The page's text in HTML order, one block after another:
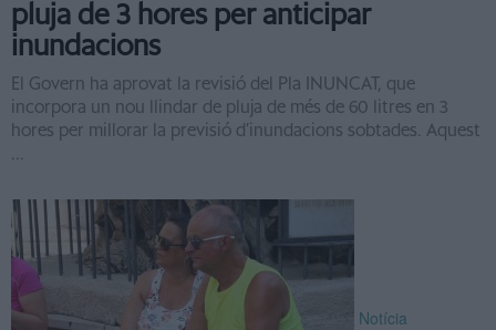
pluja de 3 hores per anticipar
inundacions
El Govern ha aprovat la revisió del Pla INUNCAT, que
incorpora un nou llindar de pluja de més de 60 litres en 3
hores per millorar la previsió d’inundacions sobtades. Aquest
Notícia